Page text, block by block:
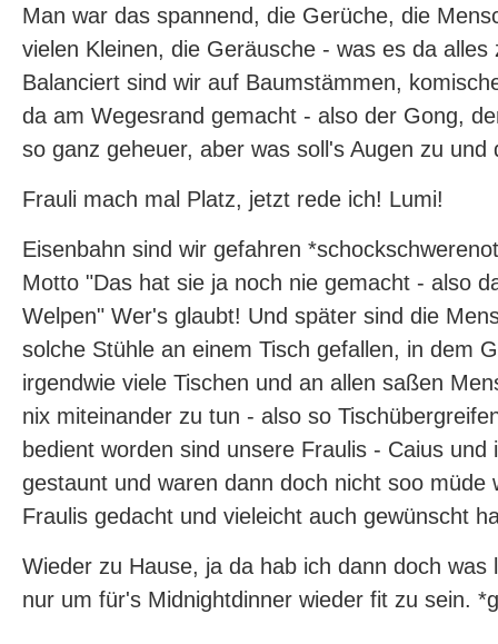
Man war das spannend, die Gerüche, die
vielen Kleinen, die Geräusche - was es da alles
Balanciert sind wir auf Baumstämmen,
da am Wegesrand gemacht - also der Gong,
so ganz geheuer, aber was soll's Augen zu und
Frauli mach mal Platz, jetzt rede ich! Lumi!
Eisenbahn sind wir gefahren
Motto "Das hat sie ja noch nie gemacht - also
Welpen" Wer's glaubt! Und später sind die
solche Stühle an einem Tisch gefallen, in dem
irgendwie viele Tischen und an allen saßen
nix miteinander zu tun - also so
bedient worden sind unsere Fraulis - Caius und
gestaunt und waren dann doch nicht soo müde
Fraulis gedacht und vieleicht auch gewünscht
Wieder zu Hause, ja da hab ich dann doch was
nur um für's Midnightdinner wieder fit zu sein.